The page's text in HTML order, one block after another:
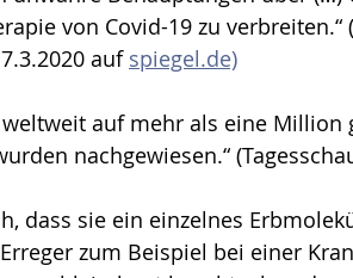
von Covid-19 zu verbreiten.“
auf spiegel.de)
nachgewiesen.“
dass sie ein einzelnes
zum Beispiel bei einer